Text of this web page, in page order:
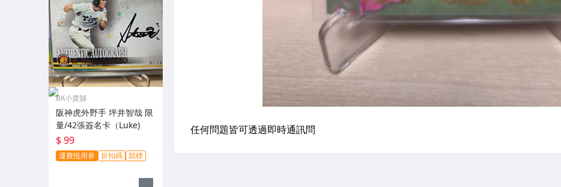
BK小賣舖
阪神虎外野手 坪井智哉 限
量/42張簽名卡（Luke)
$ 99
運費抵用券 折扣碼 競標